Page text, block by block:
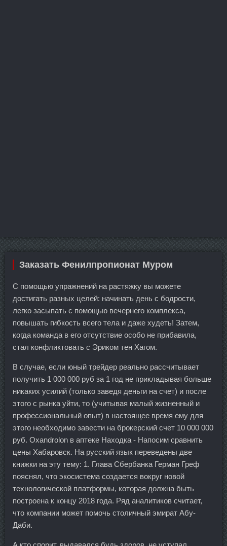
Заказать Фенилпропионат Муром
С помощью упражнений на растяжку вы можете
достигать разных целей: начинать день с бодрости,
легко засыпать с помощью вечернего комплекса,
повышать гибкость всего тела и даже худеть! Затем,
когда команда в его отсутствие особо не прибавила,
стал конфликтовать с Эриком тен Хагом.
В случае, если юный трейдер реально рассчитывает
получить 1 000 000 руб за 1 год не прикладывая больше
никаких усилий (только заведя деньги на счет) и после
этого с рынка уйти, то (учитывая малый жизненный и
профессиональный опыт) в настоящее время ему для
этого необходимо завести на брокерский счет 10 000 000
руб. Oxandrolon в аптеке Находка - Напосим сравнить
цены Хабаровск. На русский язык переведены две
книжки на эту тему: 1. Глава Сбербанка Герман Греф
пояснял, что экосистема создается вокруг новой
технологической платформы, которая должна быть
построена к концу 2018 года. Ряд аналитиков считает,
что компании может помочь столичный эмират Абу-
Даби.